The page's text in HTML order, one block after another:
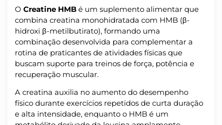
O Creatine HMB é um suplemento alimentar que
combina creatina monohidratada com HMB (β-
hidroxi β-metilbutirato), formando uma
combinação desenvolvida para complementar a
rotina de praticantes de atividades físicas que
buscam suporte para treinos de força, potência e
recuperação muscular.
A creatina auxilia no aumento do desempenho
físico durante exercícios repetidos de curta duração
e alta intensidade, enquanto o HMB é um